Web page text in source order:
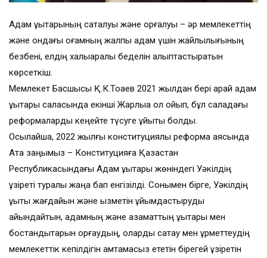
Адам құқықтарының сақталуы және қорғалуы – әр мемлекеттің
және ондағы қоғамның жалпы адам үшін жайлылығының
безбені, елдің халықаралық беделін қалыптастыратын
көрсеткіш.
Мемлекет Басшысы Қ.К.Тоқаев 2021 жылдан бері қарай адам
құқықтары саласында екінші Жарлыққа қол қойып, бұл саладағы
реформаларды кеңейте түсуге ұйытқы болды.
Осылайша, 2022 жылғы конституциялық реформа аясында
Ата заңымыз – Конституцияға Қазақстан
Республикасындағы Адам құқықтары жөніндегі Уәкілдің
құзіреті туралы жаңа бап енгізілді. Сонымен бірге, Уәкілдің
құқықтық жағдайын және қызметін ұйымдастыруды
айқындайтын, адамның және азаматтың құқықтары мен
бостандықтарын қорғаудың, оларды сақтау мен құрметтеудің
мемлекеттік кепілдігін қамтамасыз ететін бірегей құзіретін